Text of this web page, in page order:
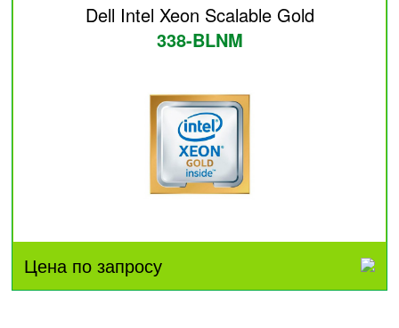
Dell Intel Xeon Scalable Gold
338-BLNM
Цена по запросу